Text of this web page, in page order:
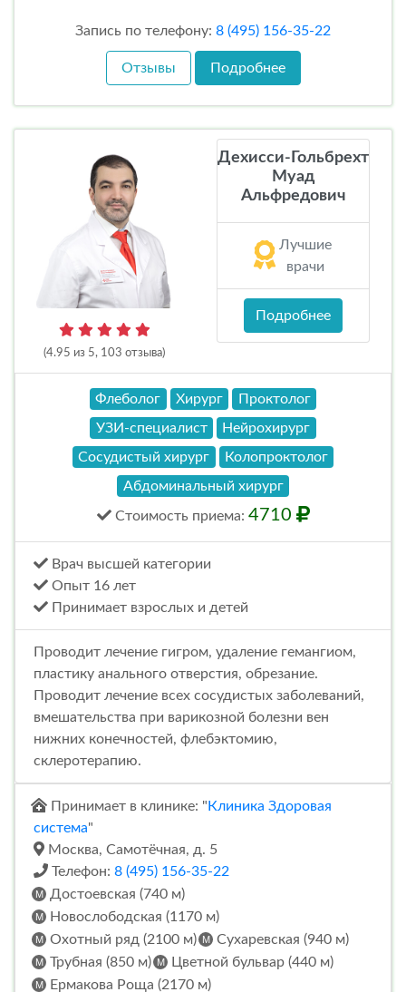
Запись по телефону: 8 (495) 156-35-22
Отзывы Подробнее
(4.95 из 5, 103 отзыва)
Дехисси-Гольбрехт
Муад
Альфредович
Лучшие
врачи
Подробнее
Флеболог Хирург
Проктолог
УЗИ-специалист
Нейрохирург
Сосудистый хирург
Колопроктолог
Абдоминальный хирург
Стоимость приема: 4710
Врач высшей категории
Опыт 16 лет
Принимает взрослых и детей
Проводит лечение гигром, удаление гемангиом,
пластику анального отверстия, обрезание.
Проводит лечение всех сосудистых заболеваний,
вмешательства при варикозной болезни вен
нижних конечностей, флебэктомию,
склеротерапию.
Принимает в клинике: " Клиника Здоровая
система"
Москва, Самотёчная, д. 5
Телефон: 8 (495) 156-35-22
Достоевская (740 м)
Новослободская (1170 м)
Охотный ряд (2100 м)
Сухаревская (940 м)
Трубная (850 м)
Цветной бульвар (440 м)
Ермакова Роща (2170 м)